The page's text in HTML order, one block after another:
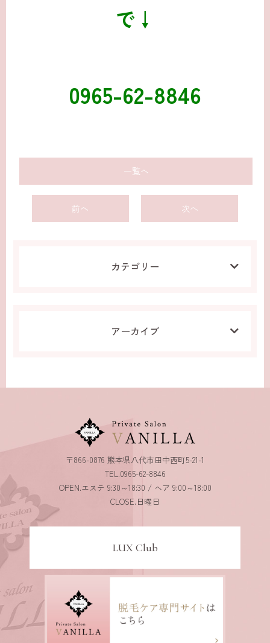
で↓
0965-62-8846
前へ
一覧へ
次へ
カテゴリー
アーカイブ
〒866-0876 熊本県八代市田中西町5-21-1
TEL.0965-62-8846
OPEN.エステ 9:30～18:30 / ヘア 9:00～18:00
CLOSE.日曜日
LUX Club